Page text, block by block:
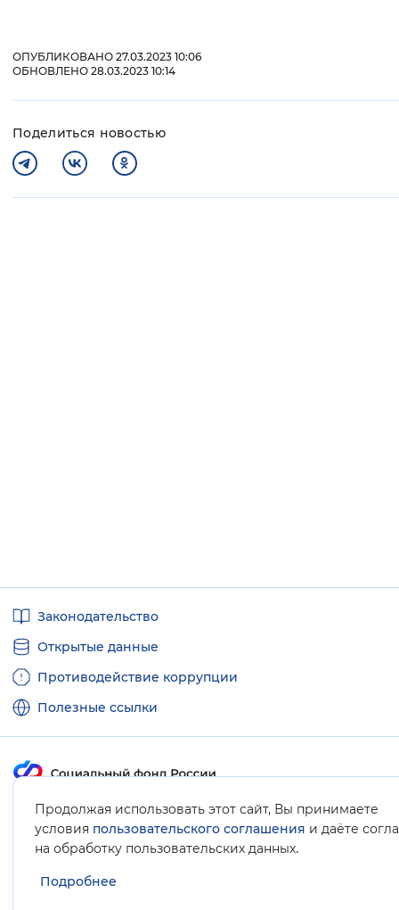
ОПУБЛИКОВАНО 27.03.2023 10:06
ОБНОВЛЕНО 28.03.2023 10:14
Поделиться новостью
Продолжая использовать этот сайт, Вы принимаете
условия пользовательского соглашения и даёте
на обработку пользовательских данных.
Подробнее
ссылкиЗаконодательство
Открытые данные
Противодействие коррупции
Полезные ссылки
Карта сайта